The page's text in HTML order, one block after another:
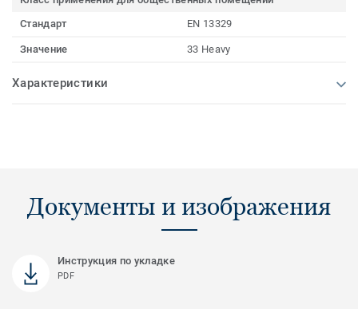
Стандарт
EN 13329
Значение 33 Heavy
Характеристики
Документы и изображения
Инструкция по укладке
PDF